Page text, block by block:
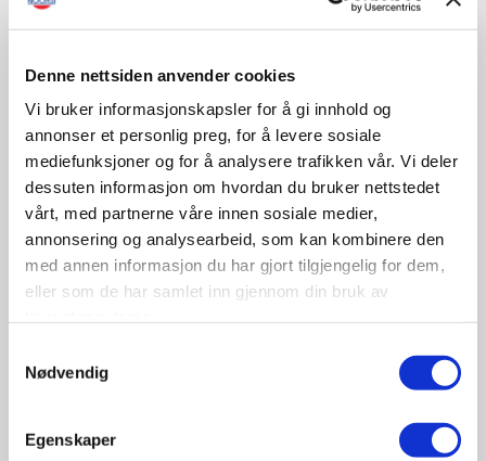
Denne nettsiden anvender cookies
Vi bruker informasjonskapsler for å gi innhold og
annonser et personlig preg, for å levere sosiale
mediefunksjoner og for å analysere trafikken vår. Vi deler
dessuten informasjon om hvordan du bruker nettstedet
vårt, med partnerne våre innen sosiale medier,
annonsering og analysearbeid, som kan kombinere den
med annen informasjon du har gjort tilgjengelig for dem,
eller som de har samlet inn gjennom din bruk av
Nødvendig
Egenskaper
November
09-10
November
11:30 - 17:00
Tungbilkonferansen 2026
Tungbil etterutdanning